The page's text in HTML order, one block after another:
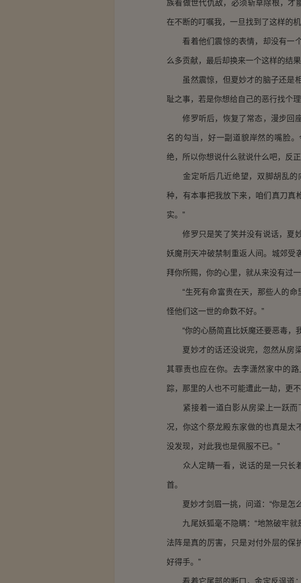
族看做世代仇敌，必须斩草除根，才
在不断的叮嘱我，一旦找到了这样的
看着他们震惊的表情，却没有一个
么多贡献，最后却换来一个这样的结
虽然震惊，但夏妙才的脑子还是相
耻之事，若是你想给自己的恶行找个
修罗听后，恢复了常态，漫步回座
名的勾当，好一副道貌岸然的嘴脸
绝，所以你想说什么就说什么吧，反
金定听后几近绝望，双脚胡乱的
种，有本事把我放下来，咱们真刀真
实。”
修罗只是笑了笑并没有说话，夏妙
妖魔刑天冲破禁制重返人间。城郊受
拜你所赐，你的心里，就从来没有过
“生死有命富贵在天，那些人的命
怪他们这一世的命数不好。”
“你的心肠简直比妖魔还要恶毒，
夏妙才的话还没说完，忽然从房梁
其罪责也应在你。去李潇然家中的
踪，那里的人也不可能遭此一劫，更
紧接着一道白影从房梁上一跃而
况，你这个祭龙殿东家做的也真是太
没发现，对此我也是佩服不已。”
众人定睛一看，说话的是一只长着
首。
夏妙才剑眉一挑，问道：“你是怎
九尾妖狐毫不隐瞒：“地煞破牢就
法阵是真的厉害，只是对付外层的保
好得手。”
看着它尾部的断口，金定反讽道：